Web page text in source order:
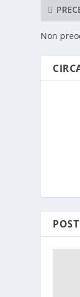
Non